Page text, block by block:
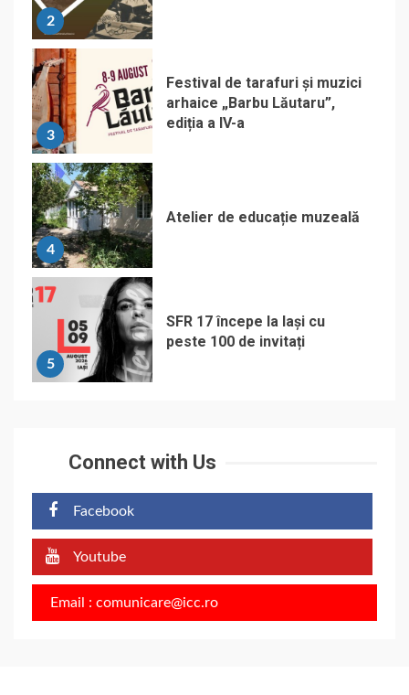
2
3
Festival de tarafuri și muzici
arhaice „Barbu Lăutaru”,
ediția a IV-a
4
Atelier de educație muzeală
5
SFR 17 începe la Iași cu
peste 100 de invitați
Connect with Us
Facebook
Youtube
Email : comunicare@icc.ro